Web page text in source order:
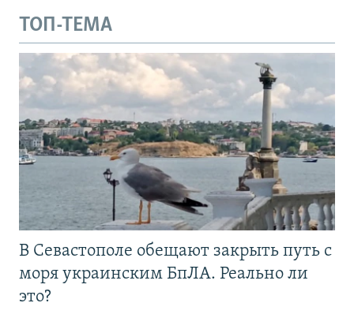
ТОП-ТЕМА
В Севастополе обещают закрыть путь с
моря украинским БпЛА. Реально ли
это?